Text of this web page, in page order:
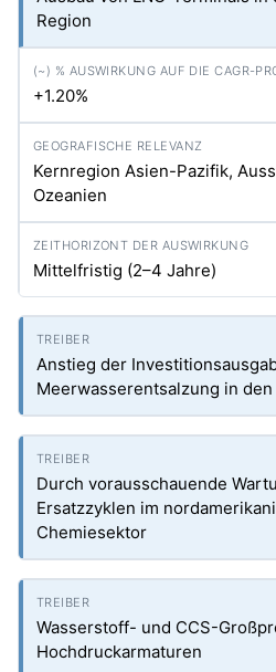
Region
+1.20%
Kernregion Asien-Pazifik,
Ozeanien
Mittelfristig (2–4 Jahre)
Anstieg der
Meerwasserentsalzung in den
Durch vorausschauende
Ersatzzyklen im
Chemiesektor
Wasserstoff- und CCS-
Hochdruckarmaturen